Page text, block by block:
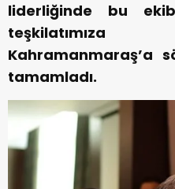
liderliğinde bu
Kahramanmaraş’a
tamamladı.